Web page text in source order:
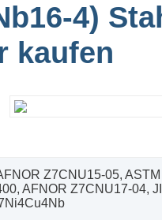
4)
kaufen
Z7CNU15-05,
AFNOR Z7CNU17-04,